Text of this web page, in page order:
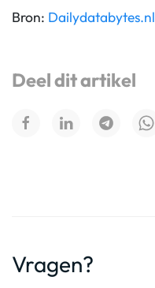
Bron: Dailydatabytes.nl
Deel dit artikel
Vragen?